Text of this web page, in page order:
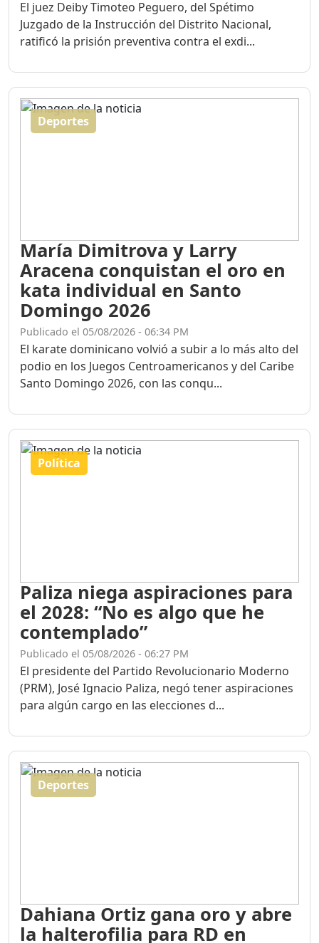
El juez Deiby Timoteo Peguero, del Spétimo
Juzgado de la Instrucción del Distrito Nacional,
ratificó la prisión preventiva contra el exdi...
Deportes
María Dimitrova y Larry
Aracena conquistan el oro en
kata individual en Santo
Domingo 2026
Publicado el 05/08/2026 - 06:34 PM
El karate dominicano volvió a subir a lo más alto del
podio en los Juegos Centroamericanos y del Caribe
Santo Domingo 2026, con las conqu...
Política
Paliza niega aspiraciones para
el 2028: “No es algo que he
contemplado”
Publicado el 05/08/2026 - 06:27 PM
El presidente del Partido Revolucionario Moderno
(PRM), José Ignacio Paliza, negó tener aspiraciones
para algún cargo en las elecciones d...
Deportes
Dahiana Ortiz gana oro y abre
la halterofilia para RD en